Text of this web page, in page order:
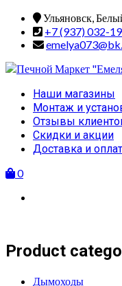
Skip
content
Ульяновск,
+7 (937) 032-
Primary
Menu
Наши магазины
Монтаж и
Отзывы
Скидки и акции
Доставка и
0
Product
Дымоходы